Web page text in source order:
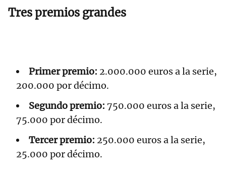
Tres premios grandes
Primer premio: 2.000.000 euros a la serie,
200.000 por décimo.
Segundo premio: 750.000 euros a la serie,
75.000 por décimo.
Tercer premio: 250.000 euros a la serie,
25.000 por décimo.